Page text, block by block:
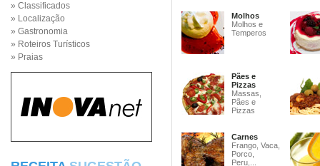
» Classificados
» Localização
» Gastronomia
» Roteiros Turísticos
» Praias
Molhos
Molhos e
Temperos
Pães e
Pizzas
Massas,
Pães e
Pizzas
Carnes
Frango, Vaca,
Porco,
Peru,...